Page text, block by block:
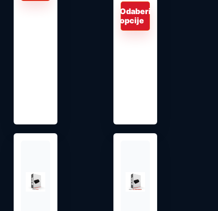
1,00 €
do
6.200,00 €
Odaberi
opcije